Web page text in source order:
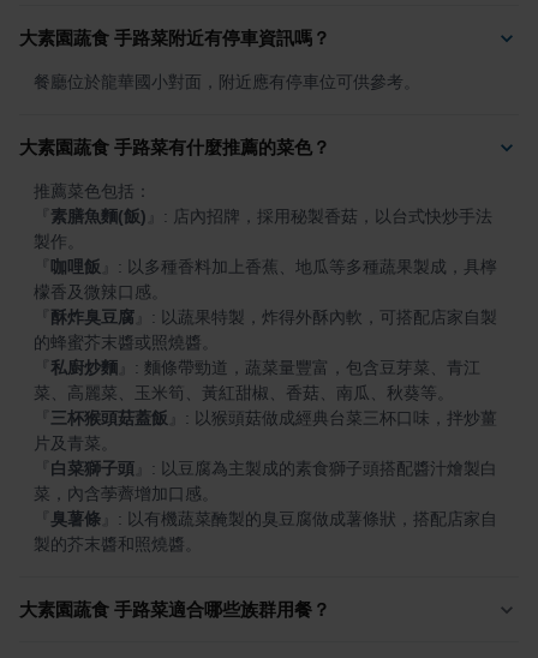
大素園蔬食 手路菜附近有停車資訊嗎？
餐廳位於龍華國小對面，附近應有停車位可供參考。
大素園蔬食 手路菜有什麼推薦的菜色？
素膳魚麵(飯)
: 店內招牌，採用秘製香菇，以台式快炒手法
咖哩飯
: 以多種香料加上香蕉、地瓜等多種蔬果製成，具檸
酥炸臭豆腐
: 以蔬果特製，炸得外酥內軟，可搭配店家自製
私廚炒麵
: 麵條帶勁道，蔬菜量豐富，包含豆芽菜、青江
三杯猴頭菇蓋飯
: 以猴頭菇做成經典台菜三杯口味，拌炒薑
白菜獅子頭
: 以豆腐為主製成的素食獅子頭搭配醬汁燴製白
臭薯條
: 以有機蔬菜醃製的臭豆腐做成薯條狀，搭配店家自
製的芥末醬和照燒醬。
大素園蔬食 手路菜適合哪些族群用餐？